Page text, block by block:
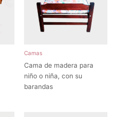
Camas
Cama de madera para
niño o niña, con su
barandas